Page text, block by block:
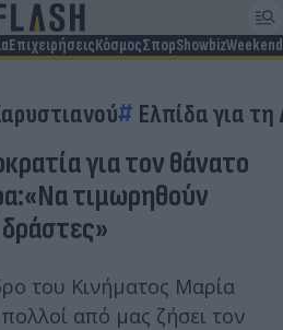
ΕπιχειρήσειςΚόσμοςΣπορShowbizWeekend
Ελπίδα για
για τον θάνατο
τιμωρηθούν
του Κινήματος Μαρία
από μας ζήσει τον